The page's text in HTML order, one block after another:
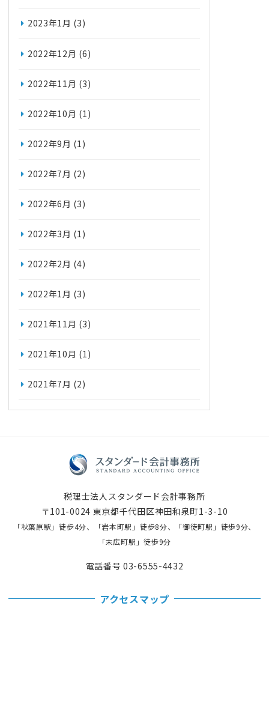
2023年1月 (3)
2022年12月 (6)
2022年11月 (3)
2022年10月 (1)
2022年9月 (1)
2022年7月 (2)
2022年6月 (3)
2022年3月 (1)
2022年2月 (4)
2022年1月 (3)
2021年11月 (3)
2021年10月 (1)
2021年7月 (2)
税理士法人スタンダード会計事務所
〒101-0024 東京都千代田区神田和泉町1-3-10
「秋葉原駅」徒歩4分、「岩本町駅」徒歩8分、「御徒町駅」徒歩9分、
「末広町駅」徒歩9分
電話番号 03-6555-4432
アクセスマップ